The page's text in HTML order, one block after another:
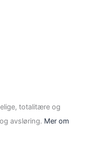
totalitære og
avsløring. Mer om